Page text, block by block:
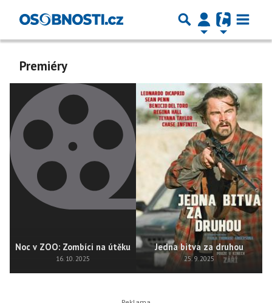
Premiéry
Noc v ZOO: Zombíci na útěku
16. 10. 2025
Jedna bitva za druhou
25. 9. 2025